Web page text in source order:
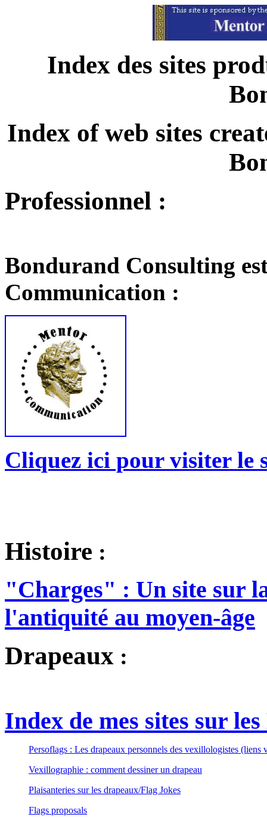
Index des sites
Index of web sites
Professionnel :
Bondurand Consulting
Communication :
Cliquez ici pour visiter le
Histoire :
"Charges" : Un site sur
l'antiquité au moyen-âge
Drapeaux :
Index de mes sites sur
Persoflags : Les drapeaux personnels des vexillologistes (liens
Vexillographie : comment dessiner un drapeau
Plaisanteries sur les drapeaux/Flag Jokes
Flags proposals